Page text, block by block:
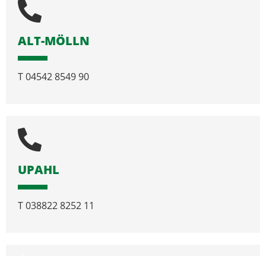
ALT-MÖLLN
T04542 8549 90
UPAHL
T038822 8252 11